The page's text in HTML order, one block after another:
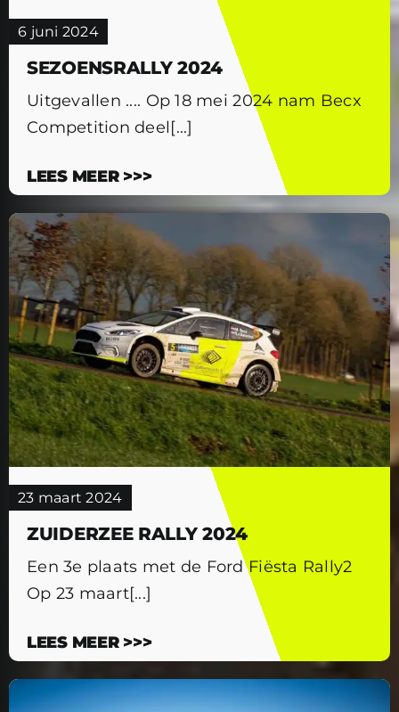
6 juni 2024
SEZOENSRALLY 2024
Uitgevallen .... Op 18 mei 2024 nam Becx
Competition deel[...]
LEES MEER >>>
23 maart 2024
ZUIDERZEE RALLY 2024
Een 3e plaats met de Ford Fiësta Rally2
Op 23 maart[...]
LEES MEER >>>